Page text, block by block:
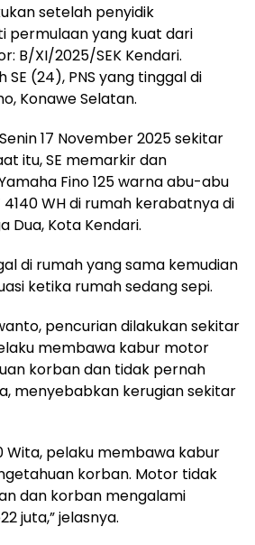
setelah penyidik
permulaan yang kuat dari
B/XI/2025/SEK Kendari.
(24), PNS yang tinggal di
Konawe Selatan.
17 November 2025 sekitar
itu, SE memarkir dan
Fino 125 warna abu-abu
WH di rumah kerabatnya di
Dua, Kota Kendari.
di rumah yang sama kemudian
ketika rumah sedang sepi.
pencurian dilakukan sekitar
membawa kabur motor
korban dan tidak pernah
menyebabkan kerugian sekitar
Wita, pelaku membawa kabur
korban. Motor tidak
dan korban mengalami
juta,” jelasnya.